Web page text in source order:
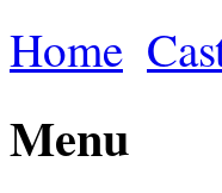
Home
Menu